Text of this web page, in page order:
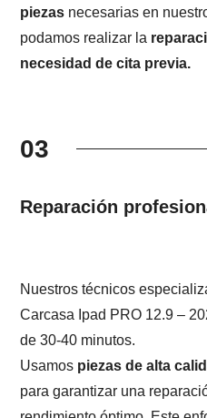
piezas necesarias en
podamos realizar la
necesidad de cita previa.
03
Reparación
Nuestros técnicos
Carcasa Ipad PRO 12.9 –
de 30-40 minutos.
Usamos piezas de alta
para garantizar una